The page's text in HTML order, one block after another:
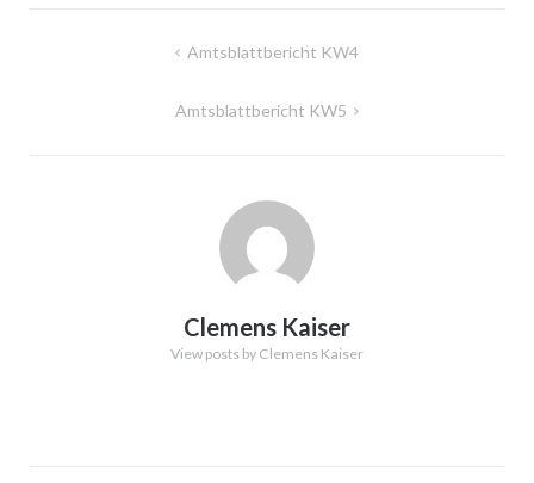
BeitragsnavigationAmtsblattbericht KW4
Amtsblattbericht KW5
Clemens Kaiser
View posts by Clemens Kaiser